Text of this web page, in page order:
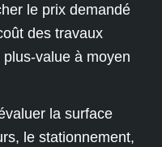
le prix demandé
des travaux
value à moyen
la surface
le stationnement,